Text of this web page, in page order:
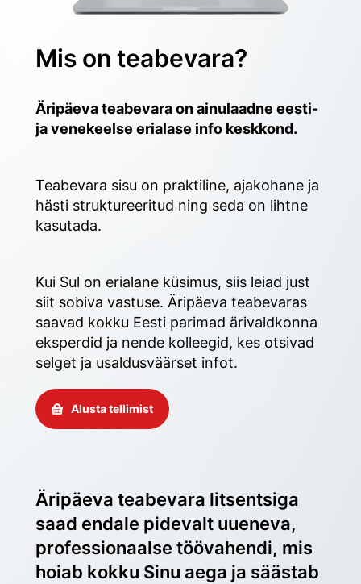
Mis on teabevara?
Äripäeva teabevara on ainulaadne eesti-
ja venekeelse erialase info keskkond.
Teabevara sisu on praktiline, ajakohane ja
hästi struktureeritud ning seda on lihtne
kasutada.
Kui Sul on erialane küsimus, siis leiad just
siit sobiva vastuse. Äripäeva teabevaras
saavad kokku Eesti parimad ärivaldkonna
eksperdid ja nende kolleegid, kes otsivad
selget ja usaldusväärset infot.
Alusta tellimist
Äripäeva teabevara litsentsiga
saad endale pidevalt uueneva,
professionaalse töövahendi, mis
hoiab kokku Sinu aega ja säästab